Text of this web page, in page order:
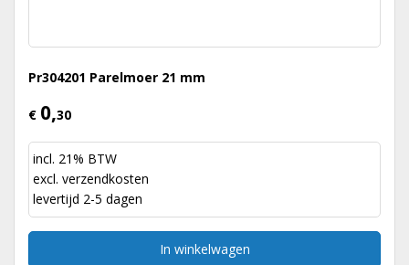
Pr304201 Parelmoer 21 mm
€ 0,30
incl. 21% BTW
excl. verzendkosten
levertijd 2-5 dagen
In winkelwagen